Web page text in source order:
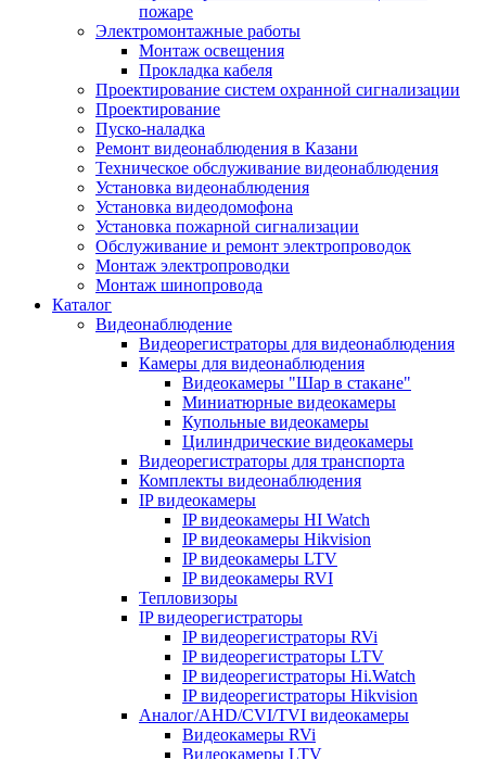
пожаре
Электромонтажные работы
Монтаж освещения
Прокладка кабеля
Проектирование систем охранной сигнализации
Проектирование
Пуско-наладка
Ремонт видеонаблюдения в Казани
Техническое обслуживание видеонаблюдения
Установка видеонаблюдения
Установка видеодомофона
Установка пожарной сигнализации
Обслуживание и ремонт электропроводок
Монтаж электропроводки
Монтаж шинопровода
Каталог
Видеонаблюдение
Видеорегистраторы для видеонаблюдения
Камеры для видеонаблюдения
Видеокамеры "Шар в стакане"
Миниатюрные видеокамеры
Купольные видеокамеры
Цилиндрические видеокамеры
Видеорегистраторы для транспорта
Комплекты видеонаблюдения
IP видеокамеры
IP видеокамеры HI Watch
IP видеокамеры Hikvision
IP видеокамеры LTV
IP видеокамеры RVI
Тепловизоры
IP видеорегистраторы
IP видеорегистраторы RVi
IP видеорегистраторы LTV
IP видеорегистраторы Hi.Watch
IP видеорегистраторы Hikvision
Аналог/AHD/CVI/TVI видеокамеры
Видеокамеры RVi
Видеокамеры LTV